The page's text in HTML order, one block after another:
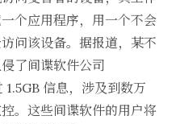
个应用程序，用一个不会
问该设备。据报道，某不
了间谍软件公司
信息，涉及到数万
。这些间谍软件的用户将